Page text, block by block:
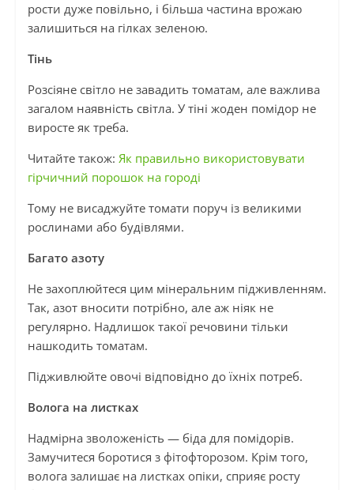
рости дуже повільно, і більша частина врожаю
залишиться на гілках зеленою.
Тінь
Розсіяне світло не завадить томатам, але важлива
загалом наявність світла. У тіні жоден помідор не
виросте як треба.
Читайте також: Як правильно використовувати
гірчичний порошок на городі
Тому не висаджуйте томати поруч із великими
рослинами або будівлями.
Багато азоту
Не захоплюйтеся цим мінеральним підживленням.
Так, азот вносити потрібно, але аж ніяк не
регулярно. Надлишок такої речовини тільки
нашкодить томатам.
Підживлюйте овочі відповідно до їхніх потреб.
Волога на листках
Надмірна зволоженість — біда для помідорів.
Замучитеся боротися з фітофторозом. Крім того,
волога залишає на листках опіки, сприяє росту